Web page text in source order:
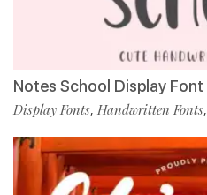
Notes School Display Font
Display Fonts, Handwritten Fonts,